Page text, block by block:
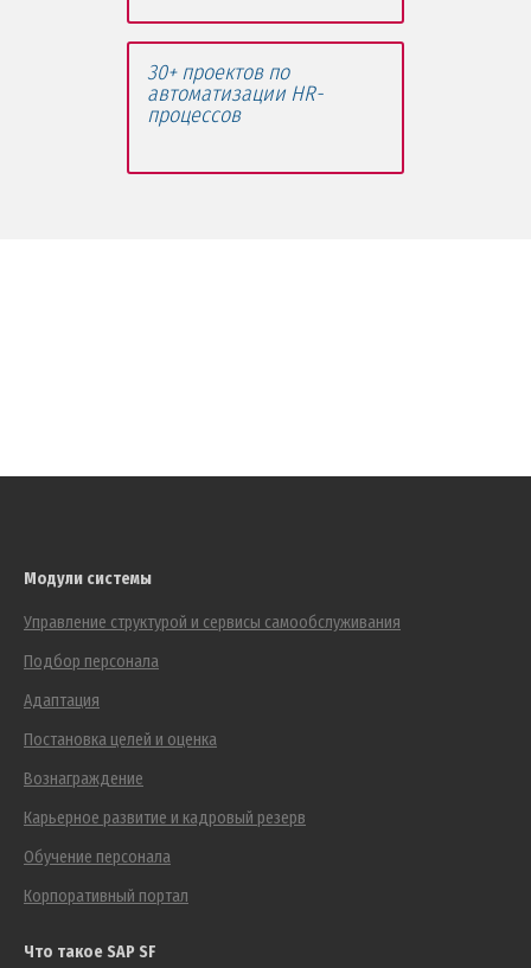
30+ проектов по
автоматизации HR-
процессов
Модули системы
Управление структурой и сервисы самообслуживания
Подбор персонала
Адаптация
Постановка целей и оценка
Вознаграждение
Карьерное развитие и кадровый резерв
Обучение персонала
Корпоративный портал
Что такое SAP SF